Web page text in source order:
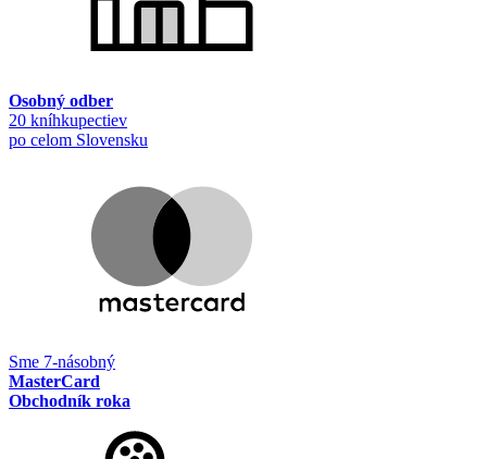
Osobný odber
20 kníhkupectiev
po celom Slovensku
Sme 7-násobný
MasterCard
Obchodník roka